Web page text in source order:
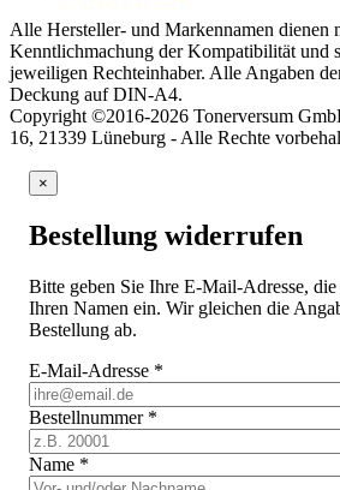
Alle Hersteller- und Markennamen dienen
Kenntlichmachung der Kompatibilität und
jeweiligen Rechteinhaber. Alle Angaben
Deckung auf DIN-A4.
Copyright ©2016-2026 Tonerversum
16, 21339 Lüneburg - Alle Rechte
×
Bestellung widerrufen
Bitte geben Sie Ihre E-Mail-Adresse,
Ihren Namen ein. Wir gleichen die
Bestellung ab.
E-Mail-Adresse *
Bestellnummer *
Name *